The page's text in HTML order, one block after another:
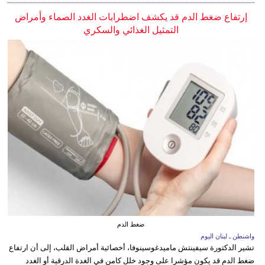
إرتفاع ضغط الدم قد يكشف اضطرابات الغدد الصماء وأمراض
التمثيل الغذائي والسكري
ضغط الدم
واشنطن ـ لبنان اليوم
تشير الدكتورة سيفينتش ماميدغوسينوفا، أخصائية أمراض القلب، إلى أن ارتفاع
ضغط الدم قد يكون مؤشرا على وجود خلل كامن في الغدة الدرقية أو الغدد